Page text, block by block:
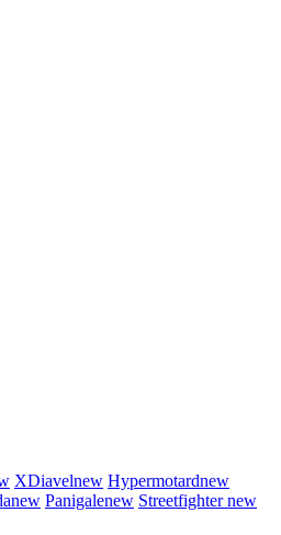
XDiavelnew Hypermotardnew
new Panigalenew Streetfighternew